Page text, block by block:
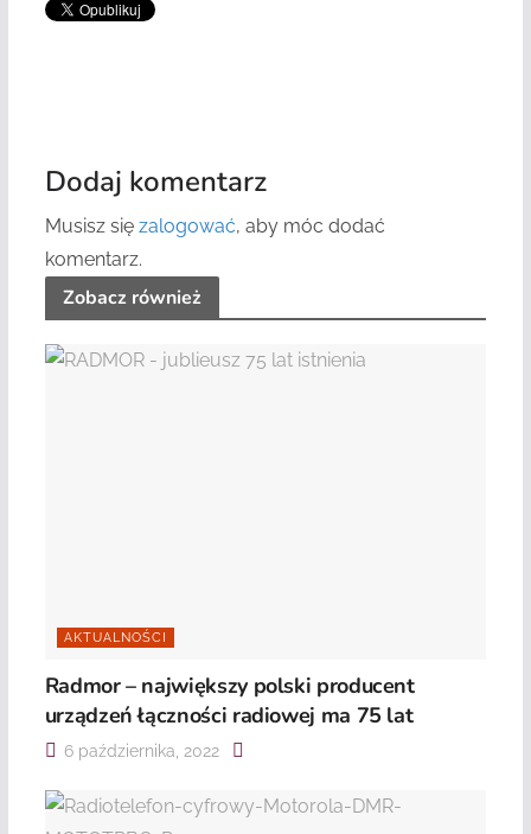
Dodaj komentarz
Musisz się zalogować, aby móc dodać
komentarz.
Zobacz również
AKTUALNOŚCI
Radmor – największy polski producent
urządzeń łączności radiowej ma 75 lat
6 października, 2022